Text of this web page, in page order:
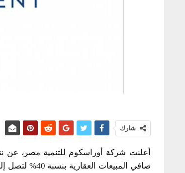
شارك
أعلنت شركة أوراسكوم للتنمية مصر، عن